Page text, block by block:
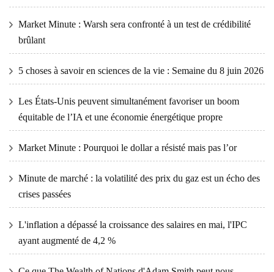
Market Minute : Warsh sera confronté à un test de crédibilité
brûlant
5 choses à savoir en sciences de la vie : Semaine du 8 juin 2026
Les États-Unis peuvent simultanément favoriser un boom
équitable de l’IA et une économie énergétique propre
Market Minute : Pourquoi le dollar a résisté mais pas l’or
Minute de marché : la volatilité des prix du gaz est un écho des
crises passées
L'inflation a dépassé la croissance des salaires en mai, l'IPC
ayant augmenté de 4,2 %